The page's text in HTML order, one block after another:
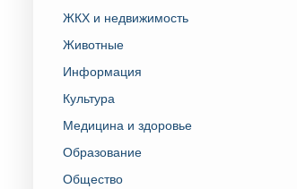
ЖКХ и недвижимость
Животные
Информация
Культура
Медицина и здоровье
Образование
Общество